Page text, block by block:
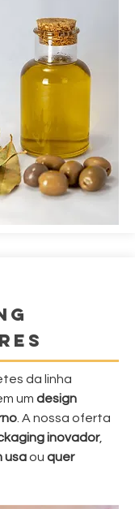
da linha
um design
. A nossa oferta
inovador,
usaou quer